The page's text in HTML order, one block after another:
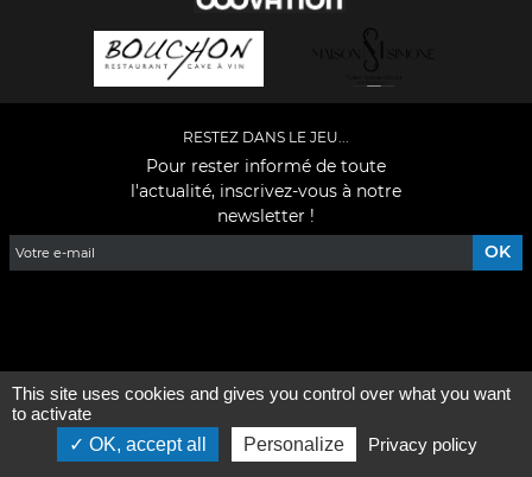
RESTEZ DANS LE JEU...
Pour rester informé de toute
l'actualité, inscrivez-vous à notre
newsletter !
©2026 - Tous droits réservés - Conception :epartenaire
This site uses cookies and gives you control over what you want
to activate
OK, accept all
Personalize Privacy policy